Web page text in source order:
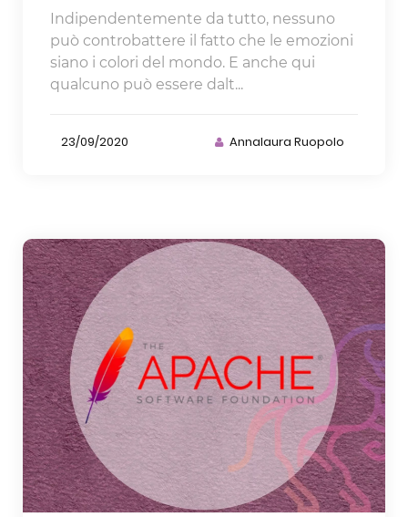
Indipendentemente da tutto, nessuno
può controbattere il fatto che le emozioni
siano i colori del mondo. E anche qui
qualcuno può essere dalt...
23/09/2020 Annalaura Ruopolo